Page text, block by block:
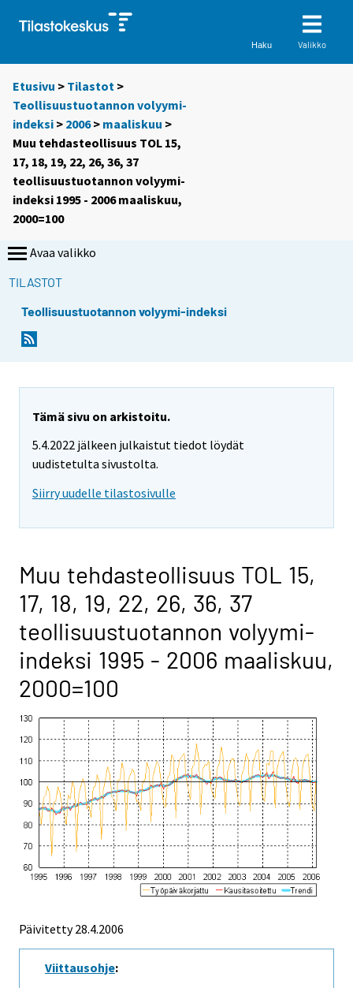
Haku Valikko
Etusivu > Tilastot >
Teollisuustuotannon volyymi-
indeksi > 2006> maaliskuu >
Muu tehdasteollisuus TOL 15,
17, 18, 19, 22, 26, 36, 37
teollisuustuotannon volyymi-
indeksi 1995 - 2006 maaliskuu,
2000=100
Avaa valikko
TILASTOT
Teollisuustuotannon volyymi-indeksi
Tämä sivu on arkistoitu.
5.4.2022 jälkeen julkaistut tiedot löydät
uudistetulta sivustolta.
Siirry uudelle tilastosivulle
Muu tehdasteollisuus TOL 15,
17, 18, 19, 22, 26, 36, 37
teollisuustuotannon volyymi-
indeksi 1995 - 2006 maaliskuu,
2000=100
Päivitetty28.4.2006
Viittausohje: